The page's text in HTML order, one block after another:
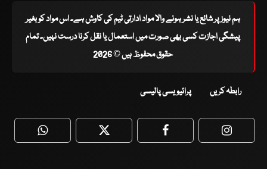
ہم نیوز پر شائع یا نشر ہونے والا مواد ادارتی ٹیم کی کاوش ہے۔ اس مواد کو بغیر
پیشگی اجازت کسی بھی صورت میں استعمال یا نقل کرنا درست نہیں۔ تمام
حقوق محفوظ ہیں © 2026
رابطہ کریں پرائیویسی پالیسی
WhatsApp Twitter Facebook